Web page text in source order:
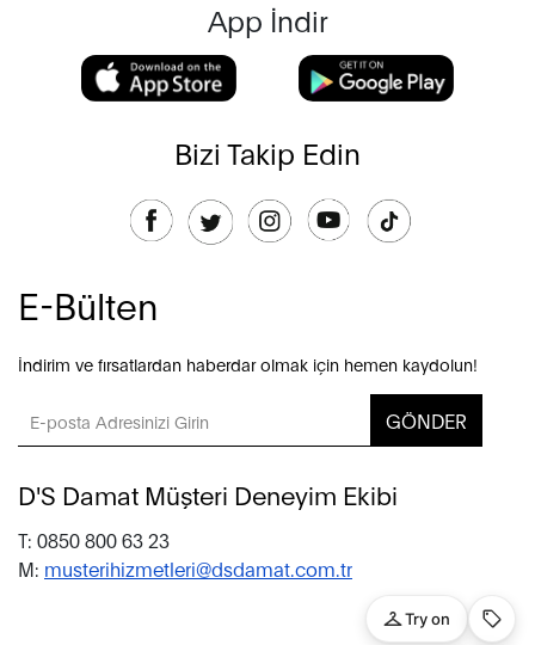
App İndir
Bizi Takip Edin
E-Bülten
İndirim ve fırsatlardan haberdar olmak için hemen kaydolun!
GÖNDER
D'S Damat Müşteri Deneyim Ekibi
T: 0850 800 63 23
M: musterihizmetleri@dsdamat.com.tr